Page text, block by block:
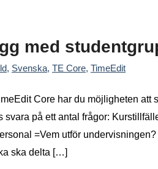
med
, Svenska, TE Core, TimeEdit
Core har du möjligheten
svara på ett antal frågor:
=Vem utför
ska delta […]